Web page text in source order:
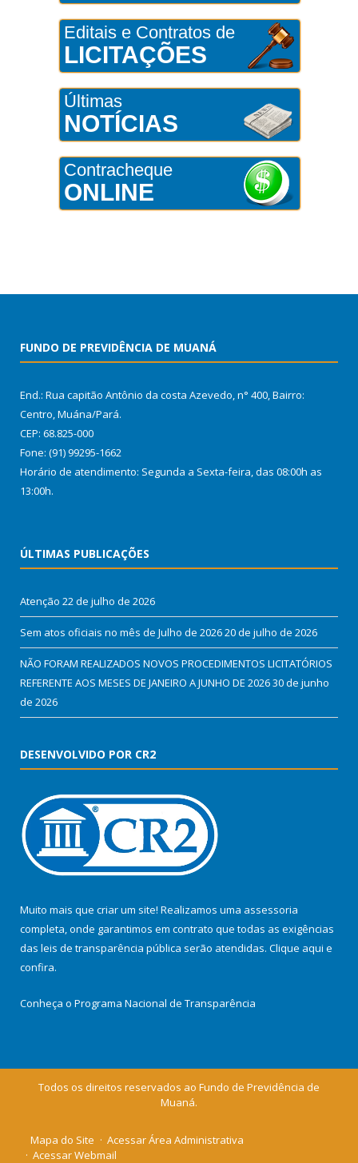
Editais e Contratos de
LICITAÇÕES
Últimas
NOTÍCIAS
Contracheque
ONLINE
FUNDO DE PREVIDÊNCIA DE MUANÁ
End.: Rua capitão Antônio da costa Azevedo, n° 400, Bairro:
Centro, Muána/Pará.
CEP: 68.825-000
Fone: (91) 99295-1662
Horário de atendimento: Segunda a Sexta-feira, das 08:00h as
13:00h.
ÚLTIMAS PUBLICAÇÕES
Atenção 22 de julho de 2026
Sem atos oficiais no mês de Julho de 202620 de julho de 2026
NÃO FORAM REALIZADOS NOVOS PROCEDIMENTOS LICITATÓRIOS
REFERENTE AOS MESES DE JANEIRO A JUNHO DE 202630 de junho
de 2026
DESENVOLVIDO POR CR2
Muito mais que criar um site! Realizamos uma assessoria
completa, onde garantimos em contrato que todas as exigências
das leis de transparência pública serão atendidas. Clique aqui e
confira.
Conheça o Programa Nacional de Transparência
Todos os direitos reservados ao Fundo de Previdência de
Muaná.
Mapa do Site
Acessar Área Administrativa
Acessar Webmail